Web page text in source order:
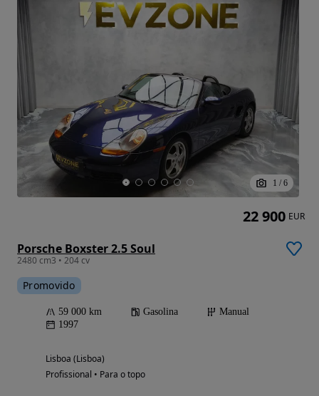
1 / 6
Porsche Boxster 2.5 Soul
2480 cm3 • 204 cv
Promovido
59 000 km Gasolina
Manual
1997
Lisboa (Lisboa)
Profissional • Para o topo
22 900 EUR